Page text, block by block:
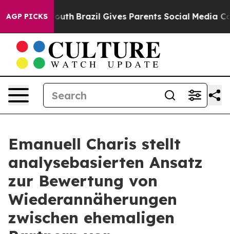
AGP PICKS
Youth Brazil Gives Parents Social Media Controls
Emanuell Charis stellt
analysebasierten Ansatz
zur Bewertung von
Wiederannäherungen
zwischen ehemaligen